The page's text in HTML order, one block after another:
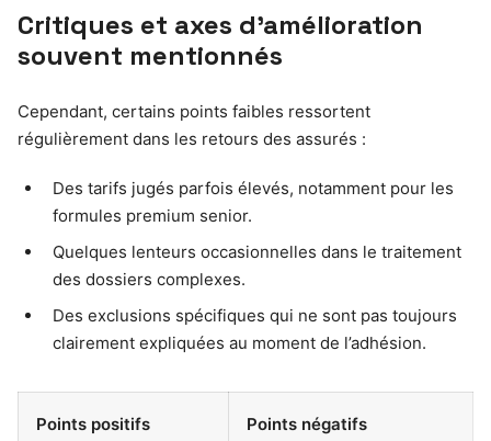
Critiques et axes d’amélioration
souvent mentionnés
Cependant, certains points faibles ressortent
régulièrement dans les retours des assurés :
Des tarifs jugés parfois élevés, notamment pour les
formules premium senior.
Quelques lenteurs occasionnelles dans le traitement
des dossiers complexes.
Des exclusions spécifiques qui ne sont pas toujours
clairement expliquées au moment de l’adhésion.
Points positifs Points négatifs